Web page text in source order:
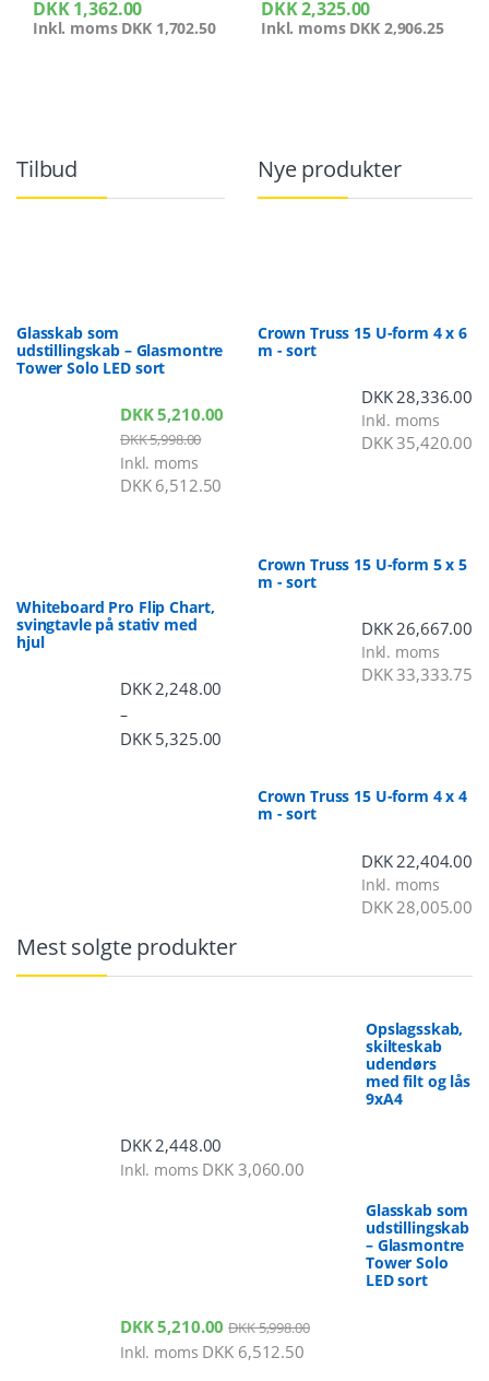
DKK1,362.00
Inkl. moms DKK 1,702.50
DKK2,325.00
Inkl. moms DKK 2,906.25
Tilbud
Glasskab som
udstillingskab – Glasmontre
Tower Solo LED sort
DKK5,210.00
DKK5,998.00
Inkl. moms
DKK6,512.50
Whiteboard Pro Flip Chart,
svingtavle på stativ med
hjul
DKK2,248.00
–
DKK5,325.00
Nye produkter
Crown Truss 15 U-form 4 x 6
m - sort
DKK28,336.00
Inkl. moms
DKK35,420.00
Crown Truss 15 U-form 5 x 5
m - sort
DKK26,667.00
Inkl. moms
DKK33,333.75
Crown Truss 15 U-form 4 x 4
m - sort
DKK22,404.00
Inkl. moms
DKK28,005.00
Mest solgte produkter
Opslagsskab,
skilteskab
udendørs
med filt og lås
9xA4
DKK2,448.00
Inkl. moms DKK 3,060.00
Glasskab som
udstillingskab
– Glasmontre
Tower Solo
LED sort
DKK5,210.00 DKK5,998.00
Inkl. moms DKK 6,512.50